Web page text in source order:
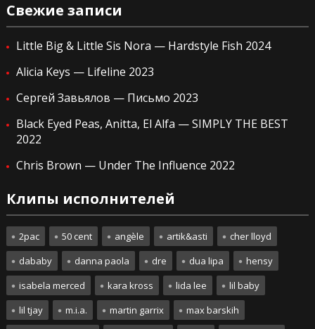
Свежие записи
Little Big & Little Sis Nora — Hardstyle Fish 2024
Alicia Keys — Lifeline 2023
Сергей Завьялов — Письмо 2023
Black Eyed Peas, Anitta, El Alfa — SIMPLY THE BEST
2022
Chris Brown — Under The Influence 2022
Клипы исполнителей
2pac 50 cent angèle artik&asti
cher lloyd
dababy
danna paola dre dua lipa
hensy
isabela merced
kara kross lida lee
lil baby
lil tjay
m.i.a. martin garrix
max barskih